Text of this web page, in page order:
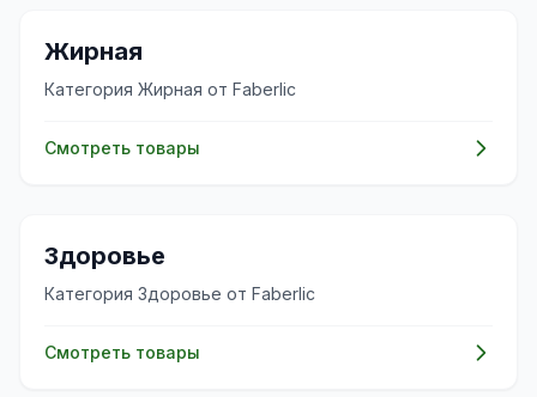
✨
Жирная
Категория Жирная от Faberlic
Смотреть товары
💊
Здоровье
Категория Здоровье от Faberlic
Смотреть товары